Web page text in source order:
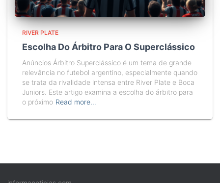
RIVER PLATE
Escolha Do Árbitro Para O Superclássico
Anúncios Árbitro Superclássico é um tema de grande
relevância no futebol argentino, especialmente quando
se trata da rivalidade intensa entre River Plate e Boca
Juniors. Este artigo examina a escolha do árbitro para
o próximo Read more…